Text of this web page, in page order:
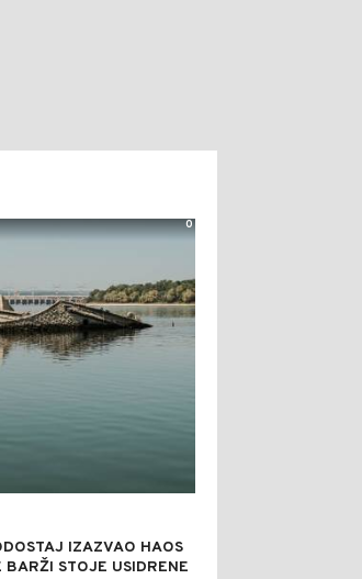
IZAZVAO HAOS
BARŽI STOJE USIDRENE
0